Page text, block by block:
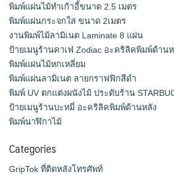
พิมพ์แผ่นไม้ทำเก้าอี้ขนาด 2.5 เมตร
พิมพ์แผ่นกระจกใส ขนาด 2เมตร
งานพิมพ์ไม้ลามิเนต Laminate 8 แผ่น
ป้ายเมนูร้านคาเฟ่ Zodiac อะคริลิคพิมพ์ด้าน
พิมพ์แผ่นไม้หกเหลี่ยม
พิมพ์แผ่นลามิเนต ลายกราฟฟิกสีดำ
พิมพ์ UV ตกแต่งผนังไม้ ประดับร้าน
ป้ายเมนูร้านบะหมี่ อะคริลิคพิมพ์ด้านหลัง
พิมพ์นาฬิกาไม้
Categories
GripTok ที่ติดหลังโทรศัพท์